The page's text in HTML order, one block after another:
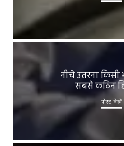
नीचे उतरना किसी
सबसे कठिन
पोस्ट देखें